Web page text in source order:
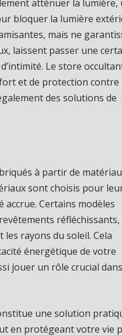
atténuer la lumière,
bloquer la lumière
mais ne
laissent passer une
Le store
et de protection contre
des solutions de
à partir de
sont choisis pour
Certains modèles
réfléchissants,
rayons du soleil. Cela
énergétique de votre
jouer un rôle crucial dans
une solution
en protégeant votre vie